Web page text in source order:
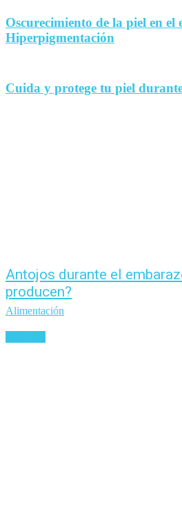
Oscurecimiento de la piel en el
Hiperpigmentación
Cuida y protege tu piel
Antojos durante el
producen?
Alimentación